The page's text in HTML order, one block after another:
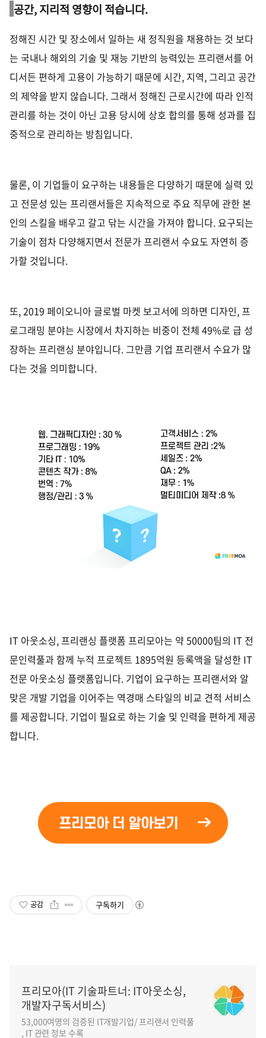
공간,지리적 영향이 적습니다.
정해진 시간 및 장소에서 일하는 새 정직원을 채용하는 것 보다
는 국내나 해외의 기술 및 재능 기반의 능력있는 프리랜서를 어
디서든 편하게 고용이 가능하기 때문에 시간, 지역, 그리고 공간
의 제약을 받지 않습니다. 그래서 정해진 근로시간에 따라 인적
관리를 하는 것이 아닌 고용 당시에 상호 합의를 통해 성과를 집
중적으로 관리하는 방침입니다.
물론, 이 기업들이 요구하는 내용들은 다양하기 때문에 실력 있
고 전문성 있는 프리랜서들은 지속적으로 주요 직무에 관한 본
인의 스킬을 배우고 갈고 닦는 시간을 가져야 합니다.요구되는
기술이 점차 다양해지면서 전문가 프리랜서 수요도 자연히 증
가할 것입니다.
또,2019 페이오니아 글로벌 마켓 보고서에 의하면 디자인,프
로그래밍 분야는 시장에서 차지하는 비중이 전체 49%로 급 성
장하는 프리랜싱 분야입니다. 그만큼 기업 프리랜서 수요가 많
다는 것을 의미합니다.
IT 아웃소싱,프리랜싱 플랫폼 프리모아는 약 50000팀의 IT 전
문인력풀과 함께 누적 프로젝트 1895억원 등록액을 달성한 IT
전문 아웃소싱 플랫폼입니다. 기업이 요구하는 프리랜서와 알
맞은 개발 기업을 이어주는 역경매 스타일의 비교 견적 서비스
를 제공합니다. 기업이 필요로 하는 기술 및 인력을 편하게 제공
합니다.
공감 구독하기
프리모아(IT 기술파트너: IT아웃소싱,
개발자구독서비스)
53,000여명의 검증된 IT개발기업/ 프리랜서 인력풀
, IT 관련 정보 수록